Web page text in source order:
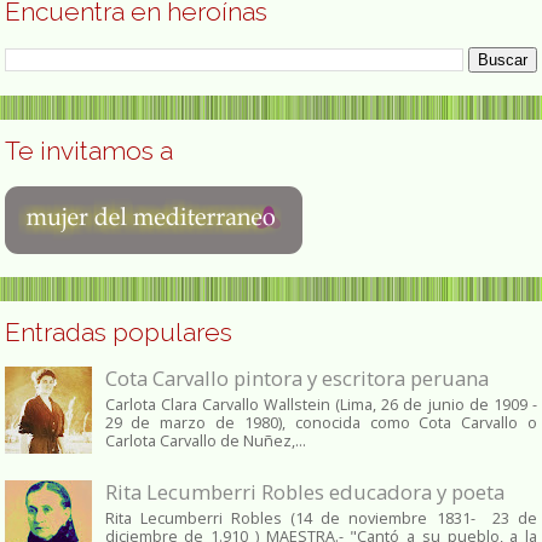
Encuentra en heroínas
Te invitamos a
Entradas populares
Cota Carvallo pintora y escritora peruana
Carlota Clara Carvallo Wallstein (Lima, 26 de junio de 1909 -
29 de marzo de 1980), conocida como Cota Carvallo o
Carlota Carvallo de Nuñez,...
Rita Lecumberri Robles educadora y poeta
Rita Lecumberri Robles (14 de noviembre 1831- 23 de
diciembre de 1.910 ) MAESTRA.- "Cantó a su pueblo, a la